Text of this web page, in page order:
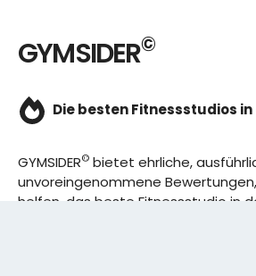
GYMSIDER©
Die besten Fitnessstudios
GYMSIDER© bietet ehrliche,
unvoreingenommene
helfen, das beste Fitnessstudio in